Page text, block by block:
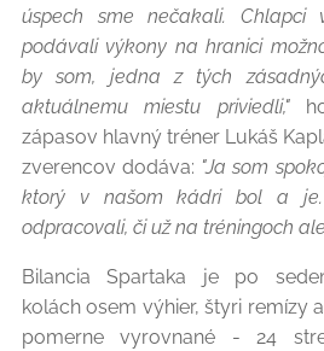
úspech sme nečakali. Chlapci
podávali výkony na hranici
by som, jedna z tých
aktuálnemu miestu priviedli,"
zápasov hlavný tréner Lukáš
zverencov dodáva: "Ja som
ktorý v našom kádri bol a
odpracovali, či už na tréningoch
Bilancia Spartaka je po
kolách osem výhier, štyri remízy
pomerne vyrovnané - 24